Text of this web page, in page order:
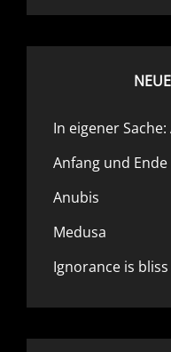
In eigener
Anfang und Ende
Anubis
Medusa
Ignorance is bliss